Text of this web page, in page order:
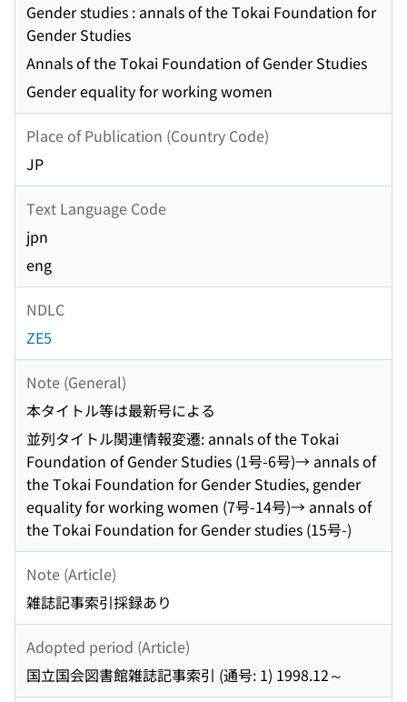
Gender studies : annals of the Tokai Foundation for
Gender Studies
Annals of the Tokai Foundation of Gender Studies
Gender equality for working women
Place of Publication (Country Code)
JP
Text Language Code
jpn
eng
NDLC
ZE5
Note (General)
本タイトル等は最新号による
並列タイトル関連情報変遷: annals of the Tokai
Foundation of Gender Studies (1号-6号)→ annals of
the Tokai Foundation for Gender Studies, gender
equality for working women (7号-14号)→ annals of
the Tokai Foundation for Gender studies (15号-)
Note (Article)
雑誌記事索引採録あり
Adopted period (Article)
国立国会図書館雑誌記事索引 (通号: 1) 1998.12～